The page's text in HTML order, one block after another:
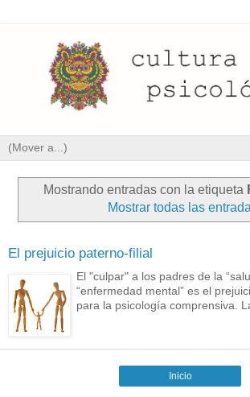
Mostrando entradas con la etiqueta
Mostrar todas las
El prejuicio paterno-filial
El "culpar" a los padres de la
“enfermedad mental” es el
para la psicología comprensiva.
Inicio